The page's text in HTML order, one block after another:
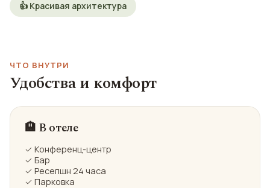
👍 Красивая архитектура
ЧТО ВНУТРИ
Удобства и комфорт
🏨 В отеле
✓ Конференц-центр
✓ Бар
✓ Ресепшн 24 часа
✓ Парковка